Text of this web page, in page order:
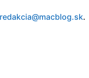
redakcia@macblog.sk.